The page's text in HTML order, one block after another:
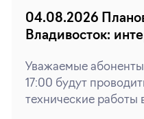
04.08.2026
Владивосток:
Уважаемые
17:00 будут
технические работы